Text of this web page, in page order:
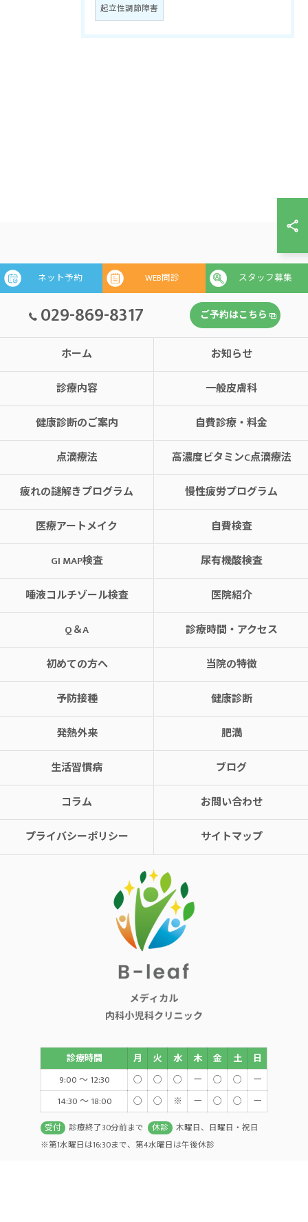
起立性調節障害
ネット予約 WEB問診 スタッフ募集
029-869-8317 ご予約はこちら
ホーム
お知らせ
診療内容
一般皮膚科
健康診断のご案内
自費診療・料金
点滴療法
高濃度ビタミンC点滴療法
疲れの謎解きプログラム
慢性疲労プログラム
医療アートメイク
自費検査
GI MAP検査
尿有機酸検査
唾液コルチゾール検査
医院紹介
Q＆A
診療時間・アクセス
初めての方へ
当院の特徴
予防接種
健康診断
発熱外来
肥満
生活習慣病
ブログ
コラム
お問い合わせ
プライバシーポリシー
サイトマップ
診療時間 月 火 水 木 金 土
日
9:00 ～ 12:30
○ ○ ○ ー ○ ○
ー
14:30 ～ 18:00
○ ○ ※ ー ○ ○ ー
受付 診療終了30分前まで 休診 木曜日、日曜日・祝日
※第1水曜日は16:30まで、第4水曜日は午後休診
お問い合わせはこちら